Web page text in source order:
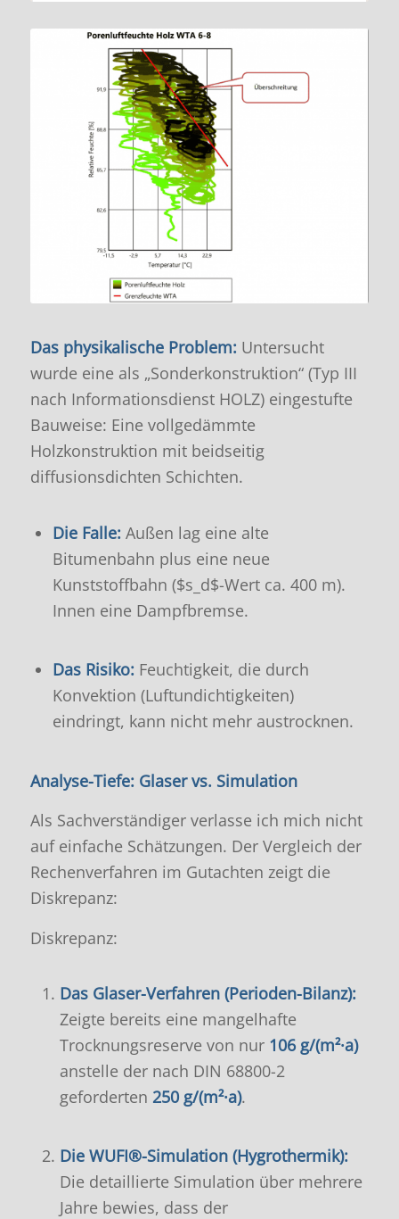
Das physikalische Problem: Untersucht
wurde eine als „Sonderkonstruktion“ (Typ III
nach Informationsdienst HOLZ) eingestufte
Bauweise: Eine vollgedämmte
Holzkonstruktion mit beidseitig
diffusionsdichten Schichten.
Die Falle: Außen lag eine alte
Bitumenbahn plus eine neue
Kunststoffbahn ($s_d$-Wert ca. 400 m).
Innen eine Dampfbremse.
Das Risiko: Feuchtigkeit, die durch
Konvektion (Luftundichtigkeiten)
eindringt, kann nicht mehr austrocknen.
Analyse-Tiefe: Glaser vs. Simulation
Als Sachverständiger verlasse ich mich nicht
auf einfache Schätzungen. Der Vergleich der
Rechenverfahren im Gutachten zeigt die
Diskrepanz:
Diskrepanz:
Das Glaser-Verfahren (Perioden-Bilanz):
Zeigte bereits eine mangelhafte
Trocknungsreserve von nur 106 g/(m²·a)
anstelle der nach DIN 68800-2
geforderten 250 g/(m²·a).
Die WUFI®-Simulation (Hygrothermik):
Die detaillierte Simulation über mehrere
Jahre bewies, dass der